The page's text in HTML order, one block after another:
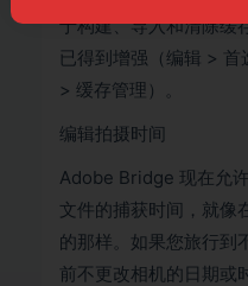
于构建、导入和清除缓
已得到增强（编辑 >
> 缓存管理）。
编辑拍摄时间
Adobe Bridge 现在允
文件的捕获时间，就
的那样。如果您旅行到
前不更改相机的日期或